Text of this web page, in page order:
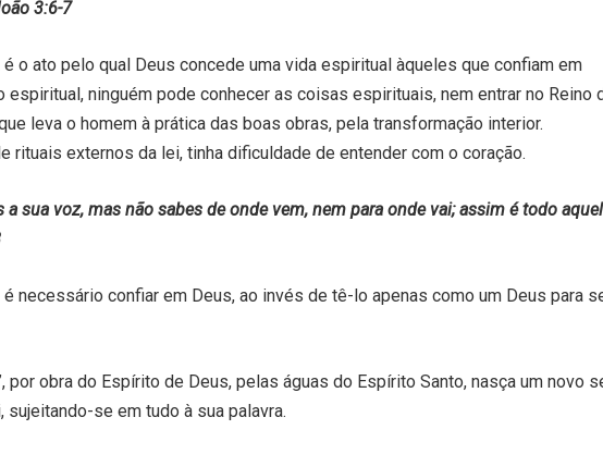
3:6-7
o ato pelo qual Deus concede uma vida espiritual àqueles que confiam em
ninguém pode conhecer as coisas espirituais, nem entrar no Reino
leva o homem à prática das boas obras, pela transformação interior.
rituais externos da lei, tinha dificuldade de entender com o coração.
a sua voz, mas não sabes de onde vem, nem para onde vai; assim é todo
necessário confiar em Deus, ao invés de tê-lo apenas como um Deus para
por obra do Espírito de Deus, pelas águas do Espírito Santo, nasça um novo
se em tudo à sua palavra.